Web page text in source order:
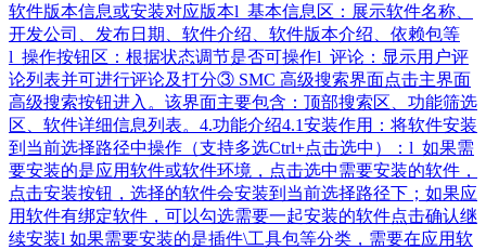
软件版本信息或安装对应版本l 基本信息区：展示软件名称、
开发公司、发布日期、软件介绍、软件版本介绍、依赖包等
l 操作按钮区：根据状态调节是否可操作l 评论：显示用户评
论列表并可进行评论及打分③ SMC 高级搜索界面点击主界面
高级搜索按钮进入。该界面主要包含：顶部搜索区、功能筛选
区、软件详细信息列表。4.功能介绍4.1安装作用：将软件安装
到当前选择路径中操作（支持多选Ctrl+点击选中）：l 如果需
要安装的是应用软件或软件环境，点击选中需要安装的软件，
点击安装按钮，选择的软件会安装到当前选择路径下；如果应
用软件有绑定软件，可以勾选需要一起安装的软件点击确认继
续安装l 如果需要安装的是插件\工具包等分类，需要在应用软